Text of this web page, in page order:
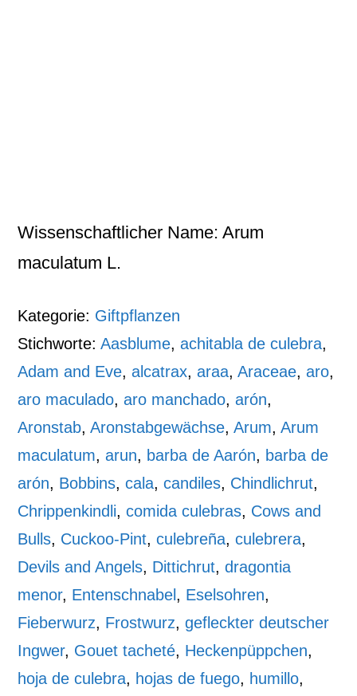
Wissenschaftlicher Name: Arum
maculatum L.
Kategorie: Giftpflanzen
Stichworte:Aasblume,achitabla de culebra,
Adam and Eve,alcatrax,araa,Araceae,aro,
aro maculado,aro manchado,arón,
Aronstab,Aronstabgewächse,Arum,Arum
maculatum,arun, barba de Aarón, barba de
arón, Bobbins,cala,candiles, Chindlichrut,
Chrippenkindli,comida culebras, Cows and
Bulls, Cuckoo-Pint,culebreña,culebrera,
Devils and Angels, Dittichrut,dragontia
menor, Entenschnabel , Eselsohren,
Fieberwurz, Frostwurz,gefleckter deutscher
Ingwer, Gouet tacheté, Heckenpüppchen,
hoja de culebra, hojas de fuego, humillo,